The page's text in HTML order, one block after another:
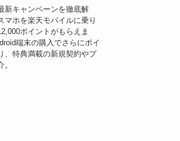
新キャンペーンを徹底解
マホを楽天モバイルに乗り
ポイントがもらえま
端末の購入でさらにポイ
、特典満載の新規契約やプ